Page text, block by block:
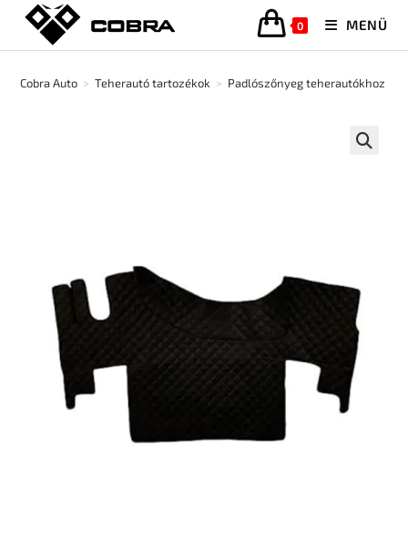
0 MENÜ
Cobra Auto > Teherautó tartozékok > Padlószőnyeg teherautókhoz